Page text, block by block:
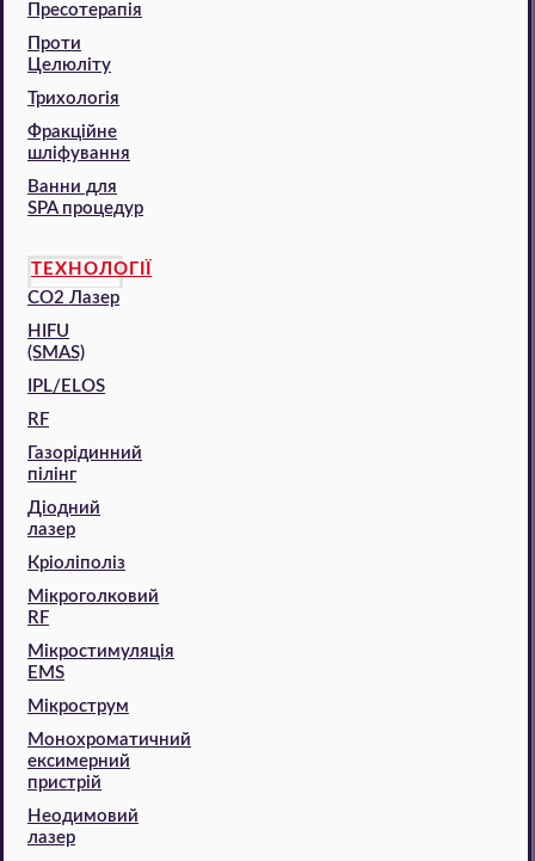
Пресотерапія
Проти
Целюліту
Трихологія
Фракційне
шліфування
Ванни для
SPA процедур
ТЕХНОЛОГІЇ
CO2 Лазер
HIFU
(SMAS)
IPL/ELOS
RF
Газорідинний
пілінг
Діодний
лазер
Кріоліполіз
Мікроголковий
RF
Мікростимуляція
EMS
Мікрострум
Монохроматичний
ексимерний
пристрій
Неодимовий
лазер